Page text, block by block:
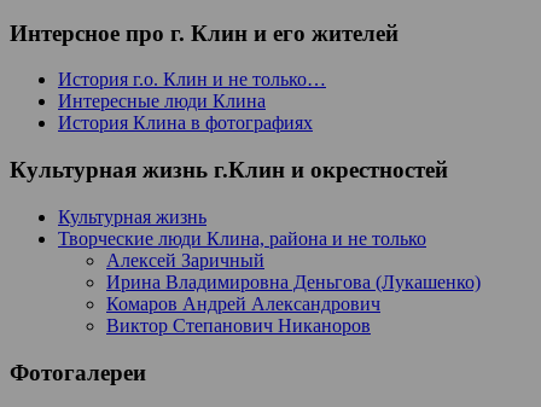
Интерсное про г. Клин и его жителей
История г.о. Клин и не только…
Интересные люди Клина
История Клина в фотографиях
Культурная жизнь г.Клин и окрестностей
Культурная жизнь
Творческие люди Клина, района и не только
Алексей Заричный
Ирина Владимировна Деньгова (Лукашенко)
Комаров Андрей Александрович
Виктор Степанович Никаноров
Фотогалереи